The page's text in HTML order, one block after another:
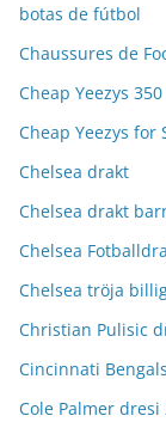
botas de fútbol
Chaussures de
Cheap Yeezys 350
Cheap Yeezys for
Chelsea drakt
Chelsea drakt
Chelsea
Chelsea tröja
Christian Pulisic
Cincinnati
Cole Palmer dresi